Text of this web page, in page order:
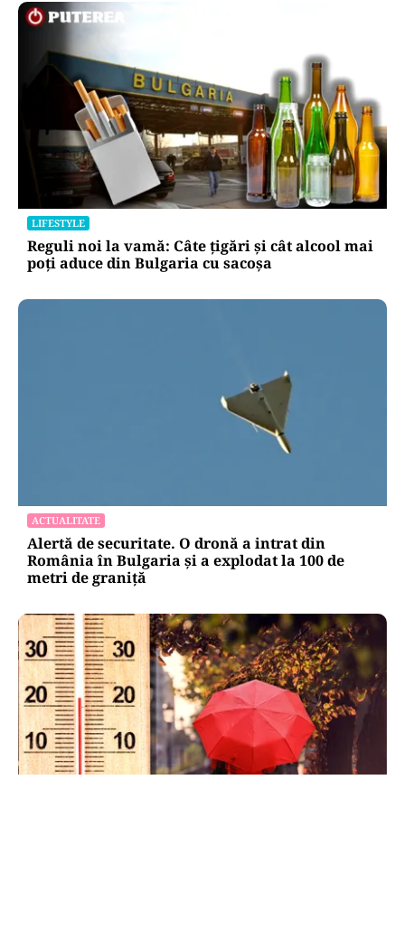
LIFESTYLE
Reguli noi la vamă: Câte țigări și cât alcool mai
poți aduce din Bulgaria cu sacoșa
ACTUALITATE
Alertă de securitate. O dronă a intrat din
România în Bulgaria şi a explodat la 100 de
metri de graniţă